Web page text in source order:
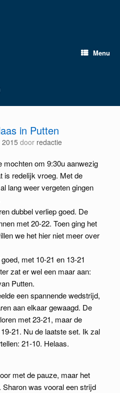
Menu
in Putten
door redactie
om 9:30u aanwezig
is redelijk vroeg. Met de
lang weer vergeten gingen
dubbel verliep goed. De
met 20-22. Toen ging het
we het hier niet meer over
met 10-21 en 13-21
zat er wel een maar aan:
Putten.
een spannende wedstrijd,
aan elkaar gewaagd. De
met 23-21, maar de
21. Nu de laatste set. Ik zal
21-10. Helaas.
met de pauze, maar het
was vooral een strijd